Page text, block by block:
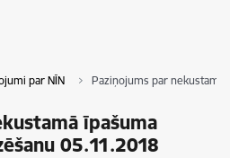
par NĪN Paziņojums par nekustamā
īpašuma
05.11.2018